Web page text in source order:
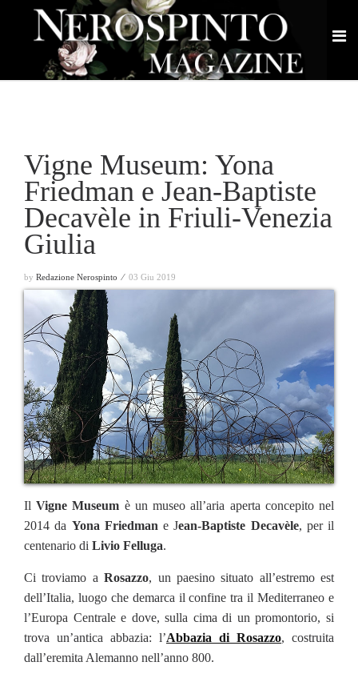
Vigne Museum: Yona
Friedman e Jean-Baptiste
Decavèle in Friuli-Venezia
Giulia
by Redazione Nerospinto ⁄ 03 Giu 2019
IlVigne Museum è un museo all’aria aperta concepito nel
2014 da Yona Friedman e Jean-Baptiste Decavèle, per il
centenario di Livio Felluga.
Ci troviamo aRosazzo, un paesino situato all’estremo est
dell’Italia, luogo che demarca il confine tra il Mediterraneo e
l’Europa Centrale e dove, sulla cima di un promontorio, si
trova un’antica abbazia: l’Abbazia di Rosazzo, costruita
dall’eremita Alemanno nell’anno 800.